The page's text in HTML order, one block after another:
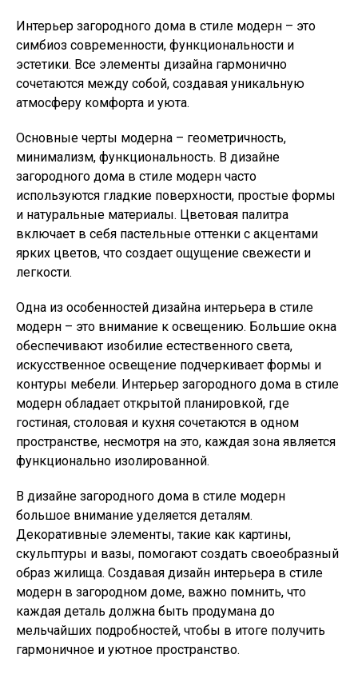
Интерьер загородного дома в стиле модерн – это
симбиоз современности, функциональности и
эстетики. Все элементы дизайна гармонично
сочетаются между собой, создавая уникальную
атмосферу комфорта и уюта.
Основные черты модерна – геометричность,
минимализм, функциональность. В дизайне
загородного дома в стиле модерн часто
используются гладкие поверхности, простые формы
и натуральные материалы. Цветовая палитра
включает в себя пастельные оттенки с акцентами
ярких цветов, что создает ощущение свежести и
легкости.
Одна из особенностей дизайна интерьера в стиле
модерн – это внимание к освещению. Большие окна
обеспечивают изобилие естественного света,
искусственное освещение подчеркивает формы и
контуры мебели. Интерьер загородного дома в стиле
модерн обладает открытой планировкой, где
гостиная, столовая и кухня сочетаются в одном
пространстве, несмотря на это, каждая зона является
функционально изолированной.
В дизайне загородного дома в стиле модерн
большое внимание уделяется деталям.
Декоративные элементы, такие как картины,
скульптуры и вазы, помогают создать своеобразный
образ жилища. Создавая дизайн интерьера в стиле
модерн в загородном доме, важно помнить, что
каждая деталь должна быть продумана до
мельчайших подробностей, чтобы в итоге получить
гармоничное и уютное пространство.